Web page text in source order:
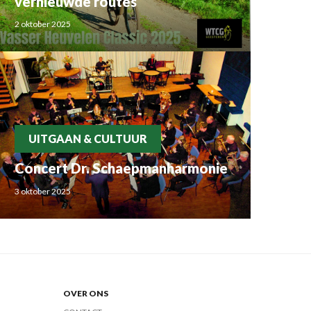
2 oktober 2025
UITGAAN & CULTUUR
Concert Dr. Schaepmanharmonie
3 oktober 2025
OVER ONS